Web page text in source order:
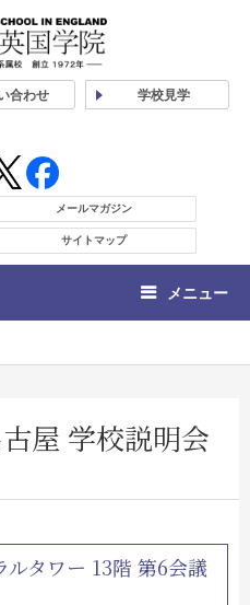
合わせ 学校見学
メールマガジン
サイトマップ
メニュー
屋 学校説明会
タワー 13階 第6会議